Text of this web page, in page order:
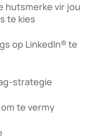
hutsmerke vir jou
te kies
op LinkedIn® te
strategie
te vermy